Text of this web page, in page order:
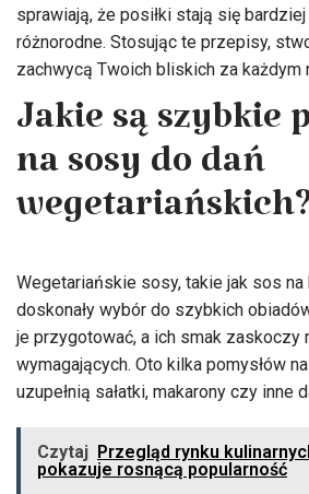
sprawiają, że posiłki stają się
różnorodne. Stosując te przepisy,
zachwycą Twoich bliskich za każdym
Jakie są szybkie
na sosy do dań
Wegetariańskie sosy, takie jak sos na
doskonały wybór do szybkich
je przygotować, a ich smak zaskoczy
wymagających. Oto kilka pomysłów
uzupełnią sałatki, makarony czy inne
Czytaj Przegląd rynku
pokazuje rosnącą popularność